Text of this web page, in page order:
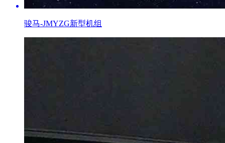
骏马-JMYZG新型机组